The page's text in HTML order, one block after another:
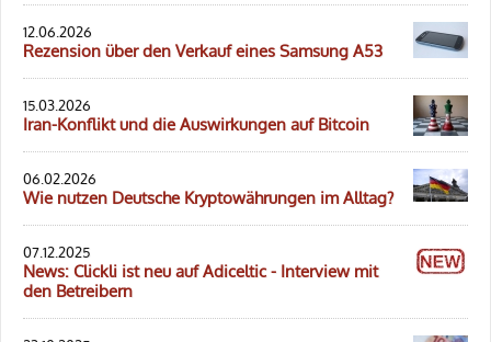
12.06.2026
Rezension über den Verkauf eines Samsung A53
15.03.2026
Iran-Konflikt und die Auswirkungen auf Bitcoin
06.02.2026
Wie nutzen Deutsche Kryptowährungen im Alltag?
07.12.2025
News: Clickli ist neu auf Adiceltic - Interview mit
den Betreibern